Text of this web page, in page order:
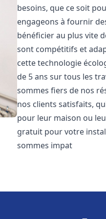
besoins, que ce soit
engageons à fournir
bénéficier au plus vite
sont compétitifs et
cette technologie
de 5 ans sur tous les
sommes fiers de nos
nos clients satisfaits,
pour leur maison ou
gratuit pour votre
sommes impat